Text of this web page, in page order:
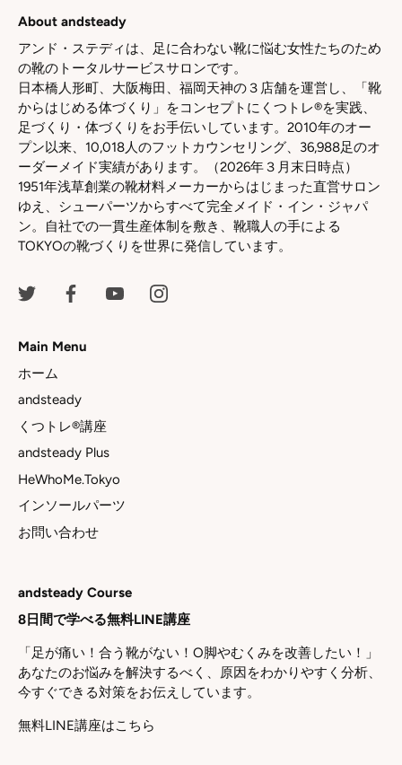
About andsteady
アンド・ステディは、足に合わない靴に悩む女性たちのため
の靴のトータルサービスサロンです。
日本橋人形町、大阪梅田、福岡天神の３店舗を運営し、「靴
からはじめる体づくり」をコンセプトにくつトレ®を実践、
足づくり・体づくりをお手伝いしています。2010年のオー
プン以来、10,018人のフットカウンセリング、36,988足のオ
ーダーメイド実績があります。（2026年３月末日時点）
1951年浅草創業の靴材料メーカーからはじまった直営サロン
ゆえ、シューパーツからすべて完全メイド・イン・ジャパ
ン。自社での一貫生産体制を敷き、靴職人の手による
TOKYOの靴づくりを世界に発信しています。
Main Menu
ホーム
andsteady
くつトレ®講座
andsteady Plus
HeWhoMe.Tokyo
インソールパーツ
お問い合わせ
andsteady Course
8日間で学べる無料LINE講座
「足が痛い！合う靴がない！O脚やむくみを改善したい！」
あなたのお悩みを解決するべく、原因をわかりやすく分析、
今すぐできる対策をお伝えしています。
無料LINE講座はこちら